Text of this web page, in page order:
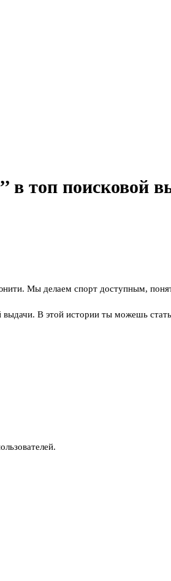
в топ поисковой
Мы делаем спорт доступным,
В этой истории ты можешь